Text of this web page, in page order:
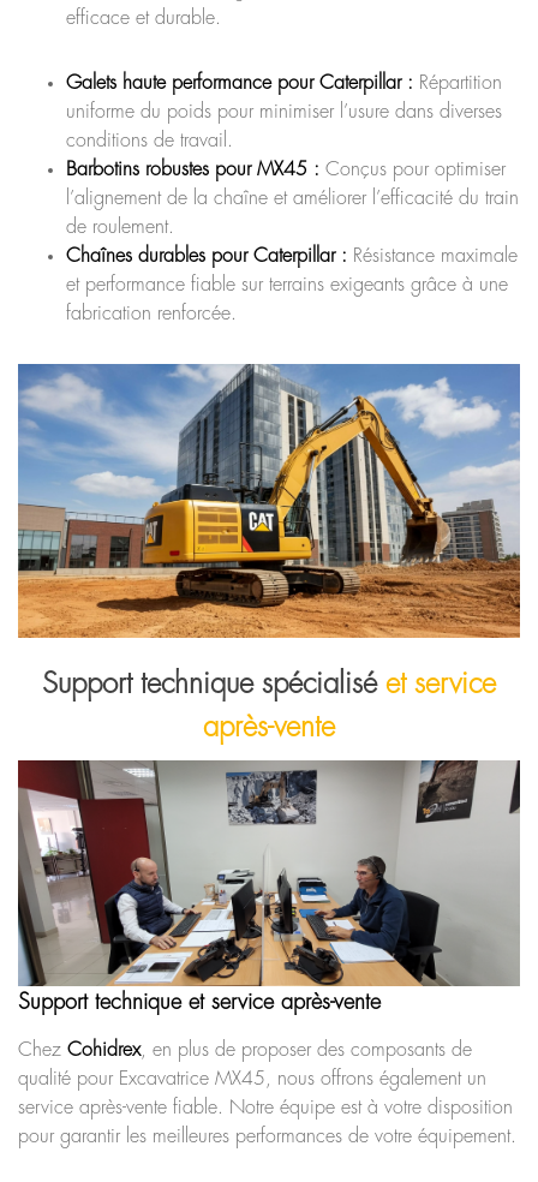
efficace et durable.
Galets haute performance pour Caterpillar : Répartition
uniforme du poids pour minimiser l’usure dans diverses
conditions de travail.
Barbotins robustes pour MX45 : Conçus pour optimiser
l’alignement de la chaîne et améliorer l’efficacité du train
de roulement.
Chaînes durables pour Caterpillar : Résistance maximale
et performance fiable sur terrains exigeants grâce à une
fabrication renforcée.
Support technique spécialisé et service
après-vente
Support technique et service après-vente
Chez Cohidrex, en plus de proposer des composants de
qualité pour Excavatrice MX45, nous offrons également un
service après-vente fiable. Notre équipe est à votre disposition
pour garantir les meilleures performances de votre équipement.